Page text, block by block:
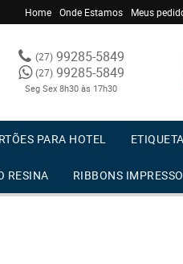
Home Onde Estamos Meus
(27) 99285-5849
(27) 99285-5849
Seg Sex 8h30 às 17h30
PARA HOTEL
RESINA RIBBONS